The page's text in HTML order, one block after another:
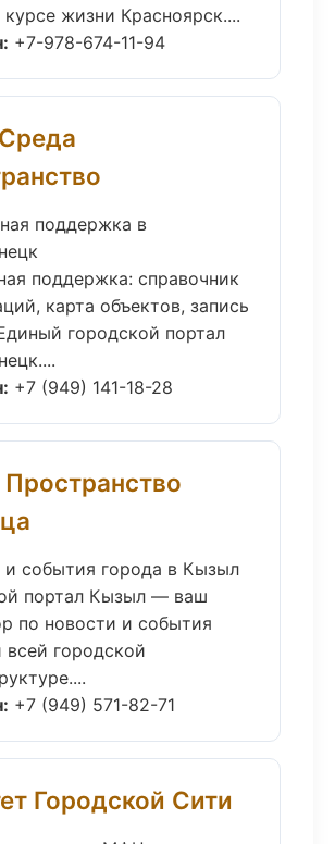
курсе жизни Красноярск....
+7-978-674-11-94
поддержка в
поддержка: справочник
карта объектов, запись
городской портал
+7 (949) 141-18-28
и события города в Кызыл
портал Кызыл — ваш
по новости и события
всей городской
+7 (949) 571-82-71
Городской Сити